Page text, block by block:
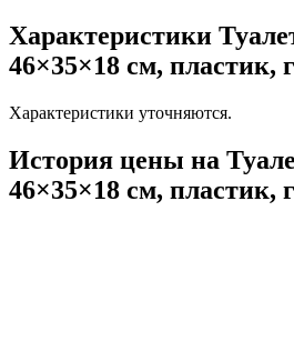
Характеристики
46×35×18 см, пластик,
Характеристики уточняются.
История цены на
46×35×18 см, пластик,